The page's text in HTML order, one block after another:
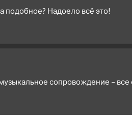
подобное? Надоело всё это!
сопровождение – все